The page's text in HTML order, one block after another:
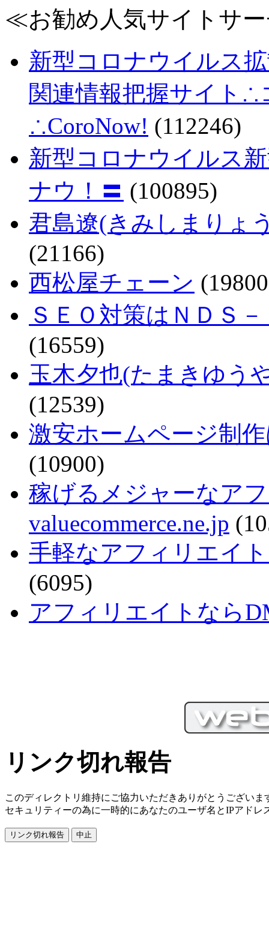
≪お勧め人気サイトサ
新型コロナウイルス
関連情報把握サイト
∴CoroNow! (112246)
新型コロナウイルス
ナウ！〓 (100895)
君島遼(きみしまりょ
(21166)
西松屋チェーン
ＳＥＯ対策はＮＤＳ
(16559)
玉木夕也(たまきゆう
(12539)
激安ホームページ制
(10900)
稼げるメジャーなア
valuecommerce.ne.jp
手軽なアフィリエイ
(6095)
アフィリエイトなら
リンク切れ報告
このディレクトリ維持にご協力いただきありがとうございま
セキュリティーの為に一時的にあなたのユーザ名とIPアドレ